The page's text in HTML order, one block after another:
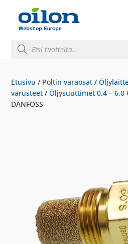
search
Etusivu / Poltin varaosat /
varusteet /Öljysuuttimet 0,4 – 6,0
DANFOSS